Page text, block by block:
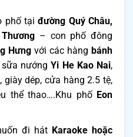
phố tạiđường Quý Châu,
– con phố đông
Hưngvới các hàngbánh
sữa nướngYi He Kao Nai,
giày dép, cửa hàng 2.5 tệ,
thể thao….Khu phố Eon
đi hát Karaoke hoặc